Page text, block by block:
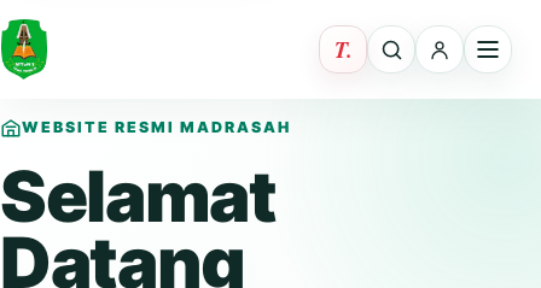
WEBSITE RESMI MADRASAH
Selamat
Datang